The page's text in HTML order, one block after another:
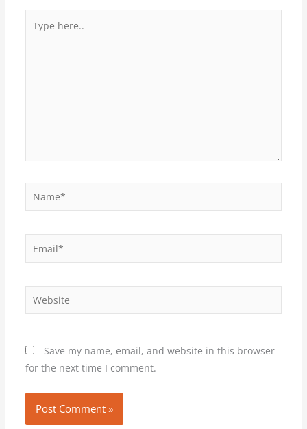
here..
Name*
Email*
Website
Save my name, email, and website in this browser
for the next time I comment.